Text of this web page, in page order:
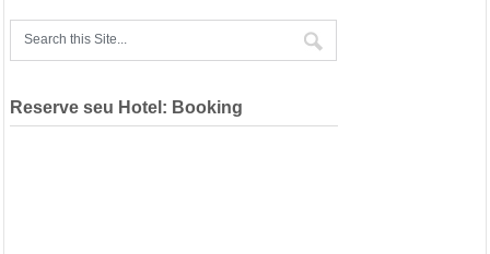
Reserve seu Hotel: Booking